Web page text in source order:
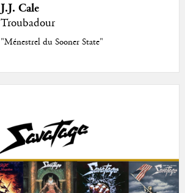
J.J. Cale
Troubadour
"Ménestrel du Sooner State"